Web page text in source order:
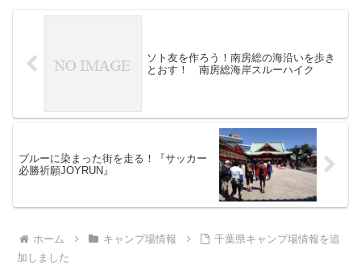
ソト友を作ろう！南房総の海沿いを歩き
とおす！ 南房総海岸スルーハイク
ブルーに染まった街を走る！『サッカー
必勝祈願JOYRUN』
ホーム キャンプ場情報
千葉県キャンプ場情報を追
加しました